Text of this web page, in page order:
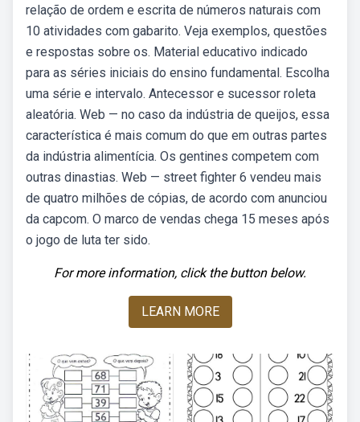
relação de ordem e escrita de números naturais com
10 atividades com gabarito. Veja exemplos, questões
e respostas sobre os. Material educativo indicado
para as séries iniciais do ensino fundamental. Escolha
uma série e intervalo. Antecessor e sucessor roleta
aleatória. Web — no caso da indústria de queijos, essa
característica é mais comum do que em outras partes
da indústria alimentícia. Os gentines competem com
outras dinastias. Web — street fighter 6 vendeu mais
de quatro milhões de cópias, de acordo com anunciou
da capcom. O marco de vendas chega 15 meses após
o jogo de luta ter sido.
For more information, click the button below.
LEARN MORE